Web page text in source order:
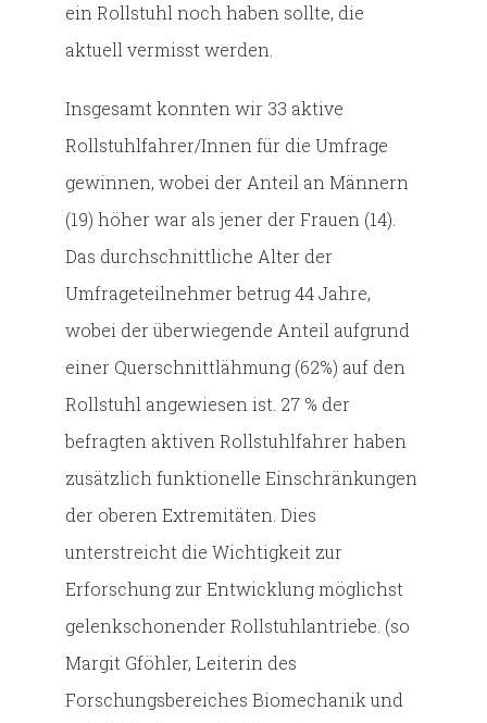
ein Rollstuhl noch haben sollte, die
aktuell vermisst werden.
Insgesamt konnten wir 33 aktive
Rollstuhlfahrer/Innen für die Umfrage
gewinnen, wobei der Anteil an Männern
(19) höher war als jener der Frauen (14).
Das durchschnittliche Alter der
Umfrageteilnehmer betrug 44 Jahre,
wobei der überwiegende Anteil aufgrund
einer Querschnittlähmung (62%) auf den
Rollstuhl angewiesen ist. 27 % der
befragten aktiven Rollstuhlfahrer haben
zusätzlich funktionelle Einschränkungen
der oberen Extremitäten. Dies
unterstreicht die Wichtigkeit zur
Erforschung zur Entwicklung möglichst
gelenkschonender Rollstuhlantriebe. (so
Margit Gföhler, Leiterin des
Forschungsbereiches Biomechanik und